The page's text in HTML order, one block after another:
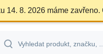
14. 8. 2026 máme